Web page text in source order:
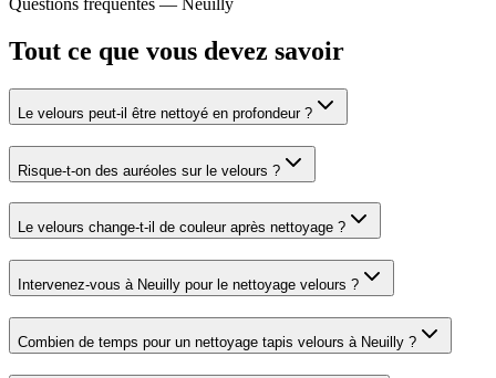
Questions fréquentes — Neuilly
Tout ce que vous devez savoir
Le velours peut-il être nettoyé en profondeur ?
Risque-t-on des auréoles sur le velours ?
Le velours change-t-il de couleur après nettoyage ?
Intervenez-vous à Neuilly pour le nettoyage velours ?
Combien de temps pour un nettoyage tapis velours à Neuilly ?